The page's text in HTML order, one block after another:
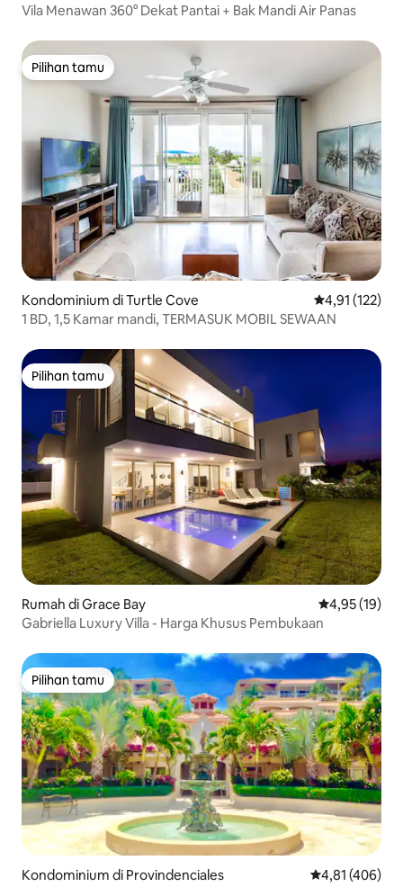
Vila Menawan 360° Dekat Pantai + Bak Mandi Air Panas
Pilihan tamu
Pilihan tamu
Kondominium di Turtle Cove Nilai rata-rata
4,91 (122)
1 BD, 1,5 Kamar mandi, TERMASUK MOBIL SEWAAN
Pilihan tamu
Pilihan tamu
Rumah di Grace Bay Nilai rata-rata
4,95 (19)
Gabriella Luxury Villa - Harga Khusus Pembukaan
Pilihan tamu
Pilihan tamu
Kondominium di Provindenciales Nilai rata-rata
4,81 (406)